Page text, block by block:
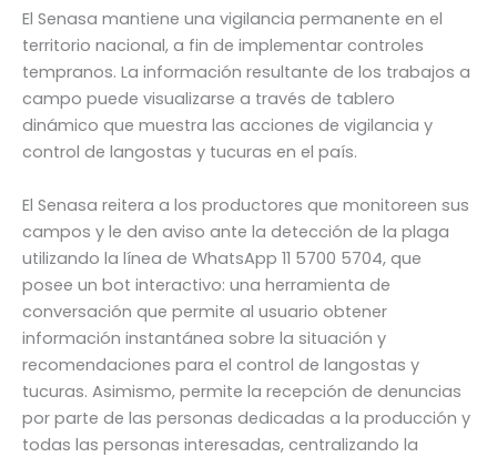
El Senasa mantiene una vigilancia permanente en el
territorio nacional, a fin de implementar controles
tempranos. La información resultante de los trabajos a
campo puede visualizarse a través de tablero
dinámico que muestra las acciones de vigilancia y
control de langostas y tucuras en el país.
El Senasa reitera a los productores que monitoreen sus
campos y le den aviso ante la detección de la plaga
utilizando la línea de WhatsApp 11 5700 5704, que
posee un bot interactivo: una herramienta de
conversación que permite al usuario obtener
información instantánea sobre la situación y
recomendaciones para el control de langostas y
tucuras. Asimismo, permite la recepción de denuncias
por parte de las personas dedicadas a la producción y
todas las personas interesadas, centralizando la